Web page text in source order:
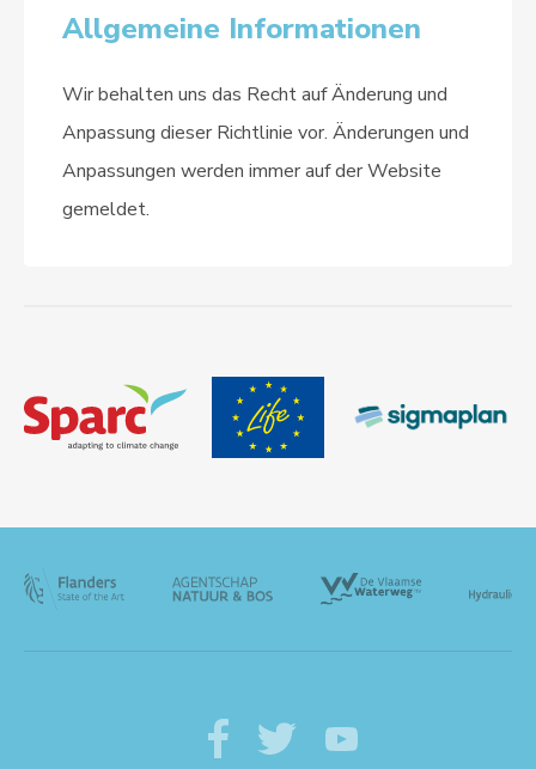
Allgemeine Informationen
Wir behalten uns das Recht auf Änderung und
Anpassung dieser Richtlinie vor. Änderungen und
Anpassungen werden immer auf der Website
gemeldet.